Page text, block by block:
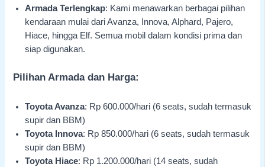
Armada Terlengkap: Kami menawarkan berbagai pilihan
kendaraan mulai dari Avanza, Innova, Alphard, Pajero,
Hiace, hingga Elf. Semua mobil dalam kondisi prima dan
siap digunakan.
Pilihan Armada dan Harga:
Toyota Avanza: Rp 600.000/hari (6 seats, sudah termasuk
supir dan BBM)
Toyota Innova: Rp 850.000/hari (6 seats, sudah termasuk
supir dan BBM)
Toyota Hiace: Rp 1.200.000/hari (14 seats, sudah